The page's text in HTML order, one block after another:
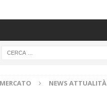
MERCATO NEWS ATTUALITÀ